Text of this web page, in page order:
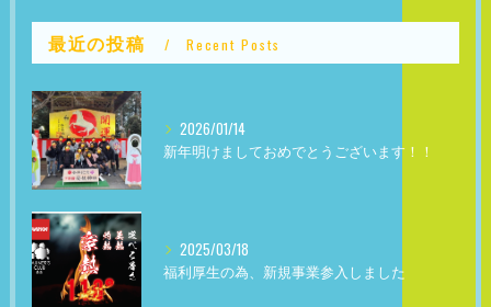
最近の投稿 Recent Posts
2026/01/14
新年明けましておめでとうございます！！
2025/03/18
福利厚生の為、新規事業参入しました